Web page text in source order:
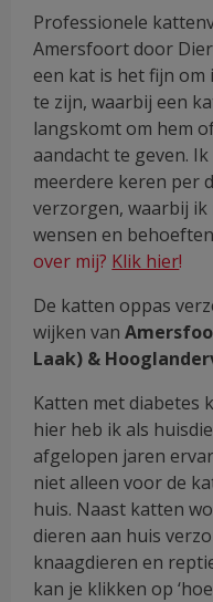
Professionele
Amersfoort door
een kat is het fijn
te zijn, waarbij een
langskomt om hem
aandacht te geven.
meerdere keren per
verzorgen, waarbij
wensen en
over mij? Klik hier!
De katten oppas
wijken van
Laak) &
Katten met diabetes
hier heb ik als
afgelopen jaren
niet alleen voor de
huis. Naast katten
dieren aan huis
knaagdieren en
kan je klikken op